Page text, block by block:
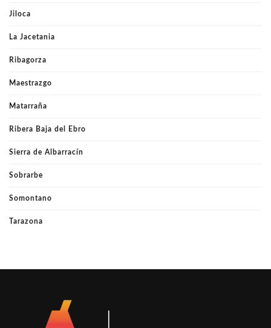
Jiloca
La Jacetania
Ribagorza
Maestrazgo
Matarraña
Ribera Baja del Ebro
Sierra de Albarracín
Sobrarbe
Somontano
Tarazona